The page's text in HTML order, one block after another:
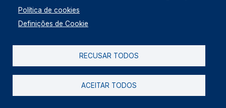
Rodapé
Cookies
Política de Privacidade
Política de cookies
Definições de Cookie
RECUSAR TODOS
ACEITAR TODOS